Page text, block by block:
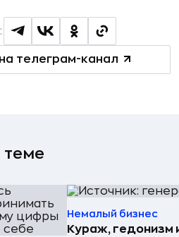
телеграм-канал
теме
Немалый бизнес
Кураж, гедонизм